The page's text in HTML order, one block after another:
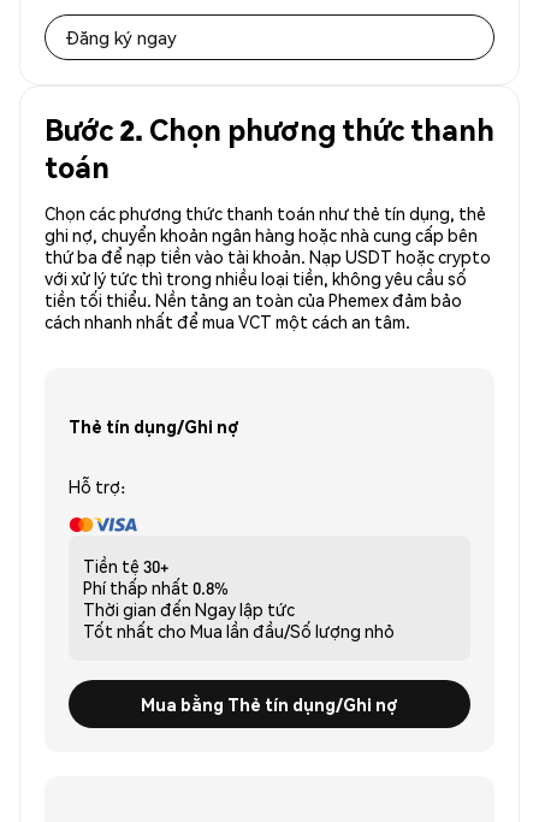
Đăng ký ngay
Bước 2. Chọn phương thức thanh
toán
Chọn các phương thức thanh toán như thẻ tín dụng, thẻ
ghi nợ, chuyển khoản ngân hàng hoặc nhà cung cấp bên
thứ ba để nạp tiền vào tài khoản. Nạp USDT hoặc crypto
với xử lý tức thì trong nhiều loại tiền, không yêu cầu số
tiền tối thiểu. Nền tảng an toàn của Phemex đảm bảo
cách nhanh nhất để mua VCT một cách an tâm.
Thẻ tín dụng/Ghi nợ
Hỗ trợ:
Tiền tệ 30+
Phí thấp nhất 0.8%
Thời gian đến Ngay lập tức
Tốt nhất cho Mua lần đầu/Số lượng nhỏ
Mua bằng Thẻ tín dụng/Ghi nợ